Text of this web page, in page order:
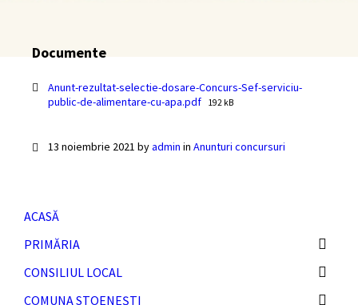
Documente
Anunt-rezultat-selectie-dosare-Concurs-Sef-serviciu-
public-de-alimentare-cu-apa.pdf File
192 kB
13 noiembrie 2021 byadmin in Anunturi concursuri
ACASĂ
PRIMĂRIA
CONSILIUL LOCAL
COMUNA STOENEȘTI